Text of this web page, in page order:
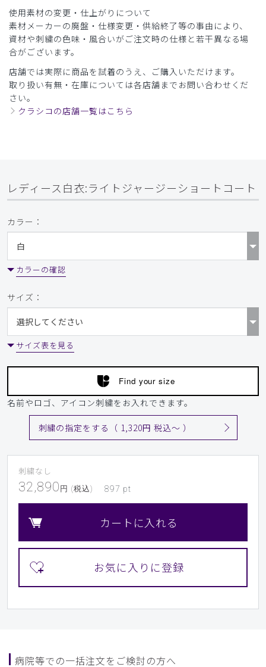
使用素材の変更・仕上がりについて
素材メーカーの廃盤・仕様変更・供給終了等の事由により、
資材や刺繍の色味・風合いがご注文時の仕様と若干異なる場
合がございます。
店舗では実際に商品を試着のうえ、ご購入いただけます。
取り扱い有無・在庫については各店舗までお問い合わせくだ
さい。
クラシコの店舗一覧はこちら
レディース白衣:ライトジャージーショートコート
カラー：
カラーの確認
サイズ：
サイズ表を見る
Find your size
名前やロゴ、アイコン刺繍をお入れできます。
刺繍の指定をする（ 1,320円 税込〜 ）
刺繍なし
32,890 円 (税込) 897 pt
カートに入れる
病院等での一括注文をご検討の方へ